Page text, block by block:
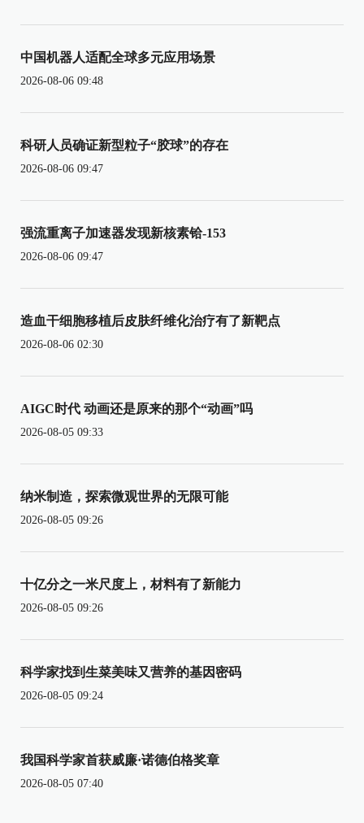
中国机器人适配全球多元应用场景
2026-08-06 09:48
科研人员确证新型粒子“胶球”的存在
2026-08-06 09:47
强流重离子加速器发现新核素铪-153
2026-08-06 09:47
造血干细胞移植后皮肤纤维化治疗有了新靶点
2026-08-06 02:30
AIGC时代 动画还是原来的那个“动画”吗
2026-08-05 09:33
纳米制造，探索微观世界的无限可能
2026-08-05 09:26
十亿分之一米尺度上，材料有了新能力
2026-08-05 09:26
科学家找到生菜美味又营养的基因密码
2026-08-05 09:24
我国科学家首获威廉·诺德伯格奖章
2026-08-05 07:40